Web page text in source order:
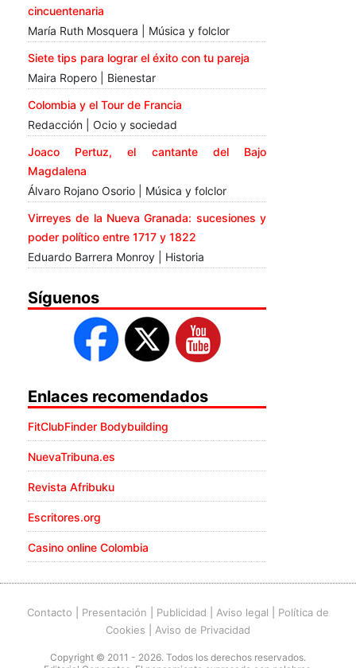
cincuentenaria
María Ruth Mosquera | Música y folclor
Siete tips para lograr el éxito con tu pareja
Maira Ropero | Bienestar
Colombia y el Tour de Francia
Redacción | Ocio y sociedad
Joaco Pertuz, el cantante del Bajo
Magdalena
Álvaro Rojano Osorio | Música y folclor
Virreyes de la Nueva Granada: sucesiones y
poder político entre 1717 y 1822
Eduardo Barrera Monroy | Historia
Síguenos
Enlaces recomendados
FitClubFinder Bodybuilding
NuevaTribuna.es
Revista Afribuku
Escritores.org
Casino online Colombia
Contacto Presentación Publicidad Aviso legal
Política de
Cookies
Aviso de Privacidad
Copyright © 2011 - 2026. Todos los derechos reservados.